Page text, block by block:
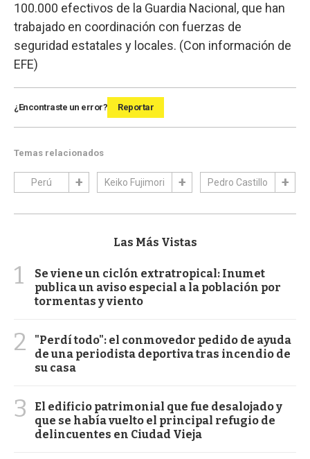
100.000 efectivos de la Guardia Nacional, que han
trabajado en coordinación con fuerzas de
seguridad estatales y locales. (Con información de
EFE)
¿Encontraste un error? Reportar
Temas relacionados
Perú Keiko Fujimori Pedro Castillo
Las Más Vistas
1
Se viene un ciclón extratropical: Inumet
publica un aviso especial a la población por
tormentas y viento
2
"Perdí todo": el conmovedor pedido de ayuda
de una periodista deportiva tras incendio de
su casa
3
El edificio patrimonial que fue desalojado y
que se había vuelto el principal refugio de
delincuentes en Ciudad Vieja